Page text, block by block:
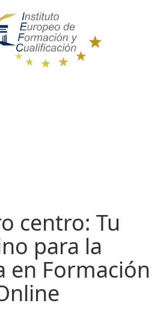
Toggle
navigation
centro: Tu
para la
en Formación